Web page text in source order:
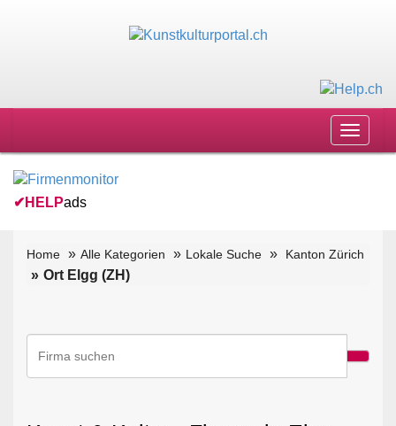
Toggle
✔ HELPads
Home Alle Kategorien Lokale Suche Kanton Zürich
Ort Elgg (ZH)